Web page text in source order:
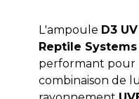
L'ampoule D3
Reptile Systems
performant pour
combinaison de